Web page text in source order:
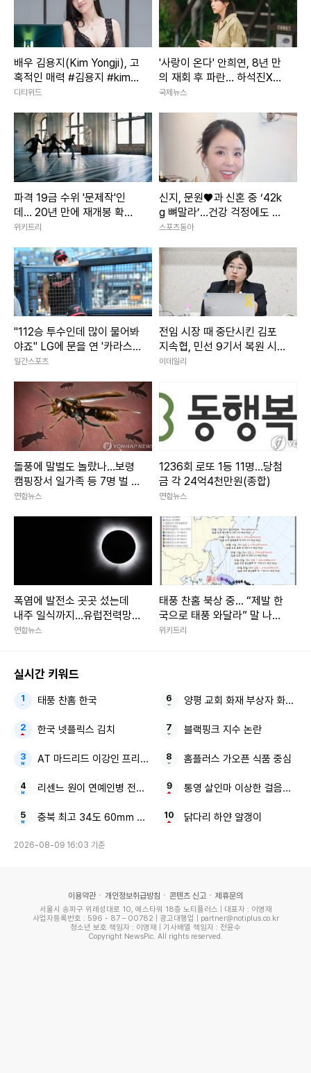
배우 김용지(Kim Yongji), 고
혹적인 매력 #김용지 #kimy
ongji #배우
디티위드
'사랑이 온다' 안희연, 8년 만
의 재회 후 파란… 하석진X윤
하빈 독대
국제뉴스
파격 19금 수위 '문제작'인
데… 20년 만에 재개봉 확정
된 영화
위키트리
신지, 문원♥과 신혼 중 ‘42k
g 뼈말라’…건강 걱정에도 행
사 열일
스포츠동아
"112승 투수인데 많이 물어봐
야죠" LG에 문을 연 '카라스
코 스쿨'
일간스포츠
전임 시장 때 중단시킨 김포
지속협, 민선 9기서 복원 시
동
이데일리
돌풍에 말벌도 놀랐나…보령
캠핑장서 일가족 등 7명 벌 쏘
임
연합뉴스
1236회 로또 1등 11명…당첨
금 각 24억4천만원(종합)
연합뉴스
폭염에 발전소 곳곳 섰는데
내주 일식까지…유럽전력망
'긴장'
연합뉴스
태풍 찬홈 북상 중... “제발 한
국으로 태풍 와달라” 말 나오
는 이유
위키트리
실시간 키워드
태풍 찬홈 한국
한국 넷플릭스 김치
AT 마드리드 이강인 프리시즌 맨시티전
리센느 원이 연예인병 전참시
충북 최고 34도 60㎜ 소나기
양평 교회 화재 부상자 화재 진
블랙핑크 지수 논란
홈플러스 가오픈 식품 중심
통영 살인마 이상한 걸음걸이
닭다리 하얀 알갱이
2026-08-09 16:03 기준
이용약관 개인정보취급방침 콘텐츠 신고 제휴문의
서울시 송파구 위례성대로 10, 에스타워 18층 노티플러스 | 대표자 : 이영재
사업자등록번호 : 596 - 87 – 00782 | 광고대행업 | partner@notiplus.co.kr
청소년 보호 책임자 : 이영재 | 기사배열 책임자 : 전윤수
Copyright NewsPic. All rights reserved.